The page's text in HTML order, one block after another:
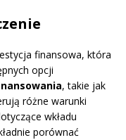
finansowa, która
opcji
, takie jak
różne warunki
wkładu
porównać